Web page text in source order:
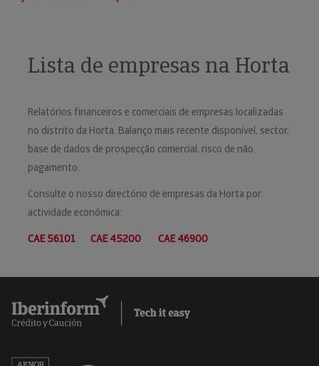
Lista de empresas na Horta
Relatórios financeiros e comerciais de empresas localizadas
no distrito da Horta. Balanço mais recente disponível, sector,
base de dados de prospecção comercial, risco de não
pagamento.
Consulte o nosso directório de empresas da Horta por
actividade económica:
CAE 56101 CAE 45200 CAE 46900